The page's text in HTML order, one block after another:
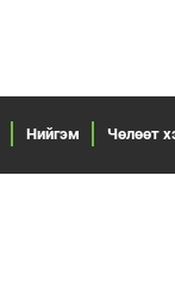
Нийгэм Чөлөөт